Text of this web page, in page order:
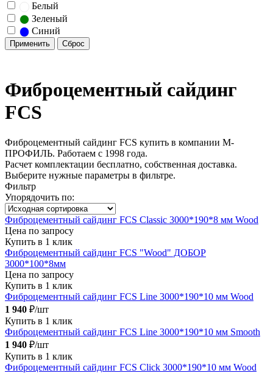
Белый
Зеленый
Синий
Фиброцементный сайдинг
FCS
Фиброцементный сайдинг FCS купить в компании М-
ПРОФИЛЬ. Работаем с 1998 года.
Расчет комплектации бесплатно, собственная доставка.
Выберите нужные параметры в фильтре.
Фильтр
Упорядочить по:
Фиброцементный сайдинг FCS Classic 3000*190*8 мм Wood
Цена по запросу
Купить в 1 клик
Фиброцементный сайдинг FCS "Wood" ДОБОР
3000*100*8мм
Цена по запросу
Купить в 1 клик
Фиброцементный сайдинг FCS Line 3000*190*10 мм Wood
1 940 ₽/шт
Купить в 1 клик
Фиброцементный сайдинг FCS Line 3000*190*10 мм Smooth
1 940 ₽/шт
Купить в 1 клик
Фиброцементный сайдинг FCS Click 3000*190*10 мм Wood